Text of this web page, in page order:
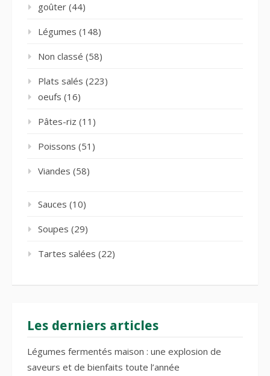
goûter (44)
Légumes (148)
Non classé (58)
Plats salés (223)
oeufs (16)
Pâtes-riz (11)
Poissons (51)
Viandes (58)
Sauces (10)
Soupes (29)
Tartes salées (22)
Les derniers articles
Légumes fermentés maison : une explosion de
saveurs et de bienfaits toute l’année